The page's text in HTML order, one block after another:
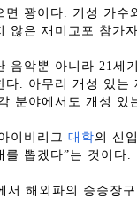
면 꽝이다. 기성 가수
않은 재미교포 참가
음악뿐 아니라 21세
다. 아무리 개성 있는
분야에서도 개성 있
이비리그 대학의 신
를 뽑겠다”는 것이다.
서 해외파의 승승장